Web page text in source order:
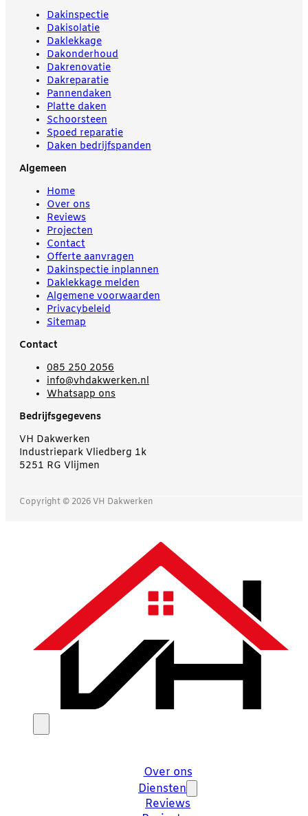
Dakinspectie
Dakisolatie
Daklekkage
Dakonderhoud
Dakrenovatie
Dakreparatie
Pannendaken
Platte daken
Schoorsteen
Spoed reparatie
Daken bedrijfspanden
Algemeen
Home
Over ons
Reviews
Projecten
Contact
Offerte aanvragen
Dakinspectie inplannen
Daklekkage melden
Algemene voorwaarden
Privacybeleid
Sitemap
Contact
085 250 2056
info@vhdakwerken.nl
Whatsapp ons
Bedrijfsgegevens
VH Dakwerken
Industriepark Vliedberg 1k
5251 RG Vlijmen
Copyright © 2026 VH Dakwerken
Over ons
Diensten
Reviews